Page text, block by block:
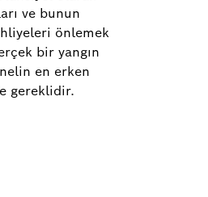
ve bunun
önlemek
bir yangın
en erken
gereklidir.